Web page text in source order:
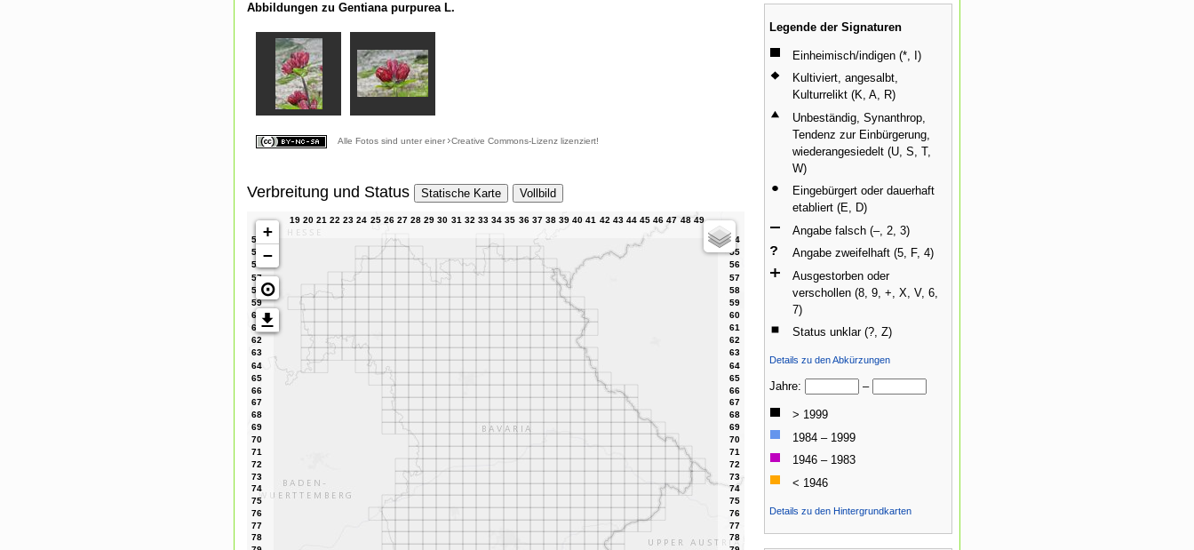
Abbildungen zu Gentiana purpurea L.
Alle Fotos sind unter einer Creative Commons-Lizenz lizenziert!
Verbreitung und Status Statische Karte Vollbild
+
−
⊙
Legende der Signaturen
Einheimisch/indigen (*, I)
Kultiviert, angesalbt,
Kulturrelikt (K, A, R)
Unbeständig, Synanthrop,
Tendenz zur Einbürgerung,
wiederangesiedelt (U, S, T,
W)
Eingebürgert oder dauerhaft
etabliert (E, D)
Angabe falsch (–, 2, 3)
Angabe zweifelhaft (5, F, 4)
Ausgestorben oder
verschollen (8, 9, +, X, V, 6,
7)
Status unklar (?, Z)
Details zu den Abkürzungen
Jahre: –
> 1999
1984 – 1999
1946 – 1983
< 1946
Details zu den Hintergrundkarten